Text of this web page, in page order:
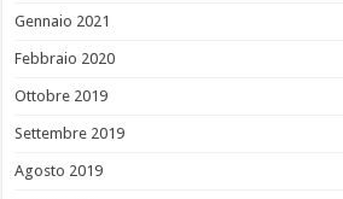
Gennaio 2021
Febbraio 2020
Ottobre 2019
Settembre 2019
Agosto 2019